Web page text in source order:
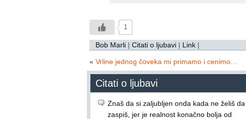
1
Bob Marli | Citati o ljubavi | Link |
« Vrline jednog čoveka mi primamo i cenimo…
Citati o ljubavi
Znaš da si zaljubljen onda kada ne želiš da
zaspiš, jer je realnost konačno bolja od